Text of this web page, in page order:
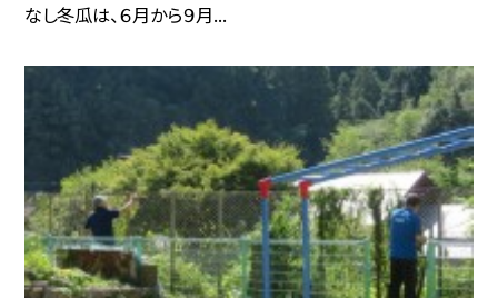
なし冬瓜は、６月から９月...